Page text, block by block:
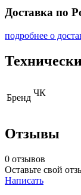
Доставка по
подробнее о
Бренд ЧК
Отзывы
0 отзывов
Оставьте свой
Написать